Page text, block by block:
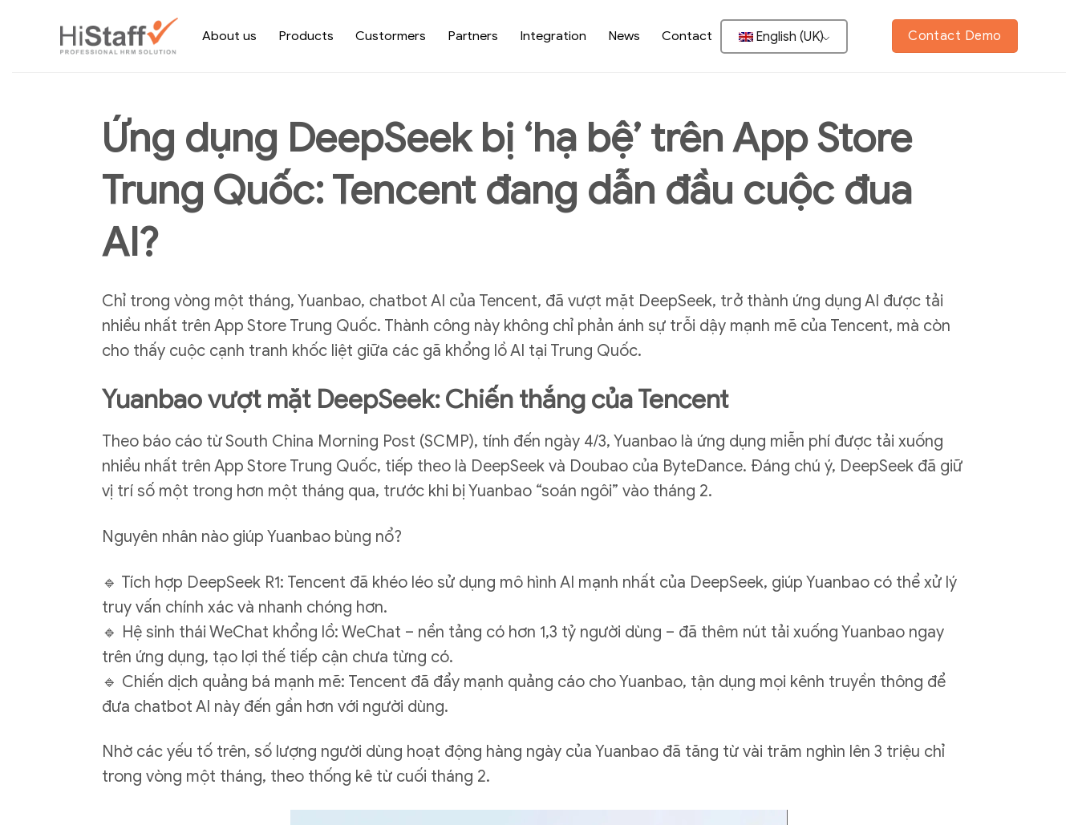
About us Products Custormers Partners Integration News Contact English (UK) Contact Demo
Ứng dụng DeepSeek bị ‘hạ bệ’ trên App Store
Trung Quốc: Tencent đang dẫn đầu cuộc đua
AI?
Chỉ trong vòng một tháng, Yuanbao, chatbot AI của Tencent, đã vượt mặt DeepSeek, trở thành ứng dụng AI được tải
nhiều nhất trên App Store Trung Quốc. Thành công này không chỉ phản ánh sự trỗi dậy mạnh mẽ của Tencent, mà còn
cho thấy cuộc cạnh tranh khốc liệt giữa các gã khổng lồ AI tại Trung Quốc.
Yuanbao vượt mặt DeepSeek: Chiến thắng của Tencent
Theo báo cáo từ South China Morning Post (SCMP), tính đến ngày 4/3, Yuanbao là ứng dụng miễn phí được tải xuống
nhiều nhất trên App Store Trung Quốc, tiếp theo là DeepSeek và Doubao của ByteDance. Đáng chú ý, DeepSeek đã giữ
vị trí số một trong hơn một tháng qua, trước khi bị Yuanbao “soán ngôi” vào tháng 2.
Nguyên nhân nào giúp Yuanbao bùng nổ?
🔹 Tích hợp DeepSeek R1: Tencent đã khéo léo sử dụng mô hình AI mạnh nhất của DeepSeek, giúp Yuanbao có thể xử lý
truy vấn chính xác và nhanh chóng hơn.
🔹 Hệ sinh thái WeChat khổng lồ: WeChat – nền tảng có hơn 1,3 tỷ người dùng – đã thêm nút tải xuống Yuanbao ngay
trên ứng dụng, tạo lợi thế tiếp cận chưa từng có.
🔹 Chiến dịch quảng bá mạnh mẽ: Tencent đã đẩy mạnh quảng cáo cho Yuanbao, tận dụng mọi kênh truyền thông để
đưa chatbot AI này đến gần hơn với người dùng.
Nhờ các yếu tố trên, số lượng người dùng hoạt động hàng ngày của Yuanbao đã tăng từ vài trăm nghìn lên 3 triệu chỉ
trong vòng một tháng, theo thống kê từ cuối tháng 2.